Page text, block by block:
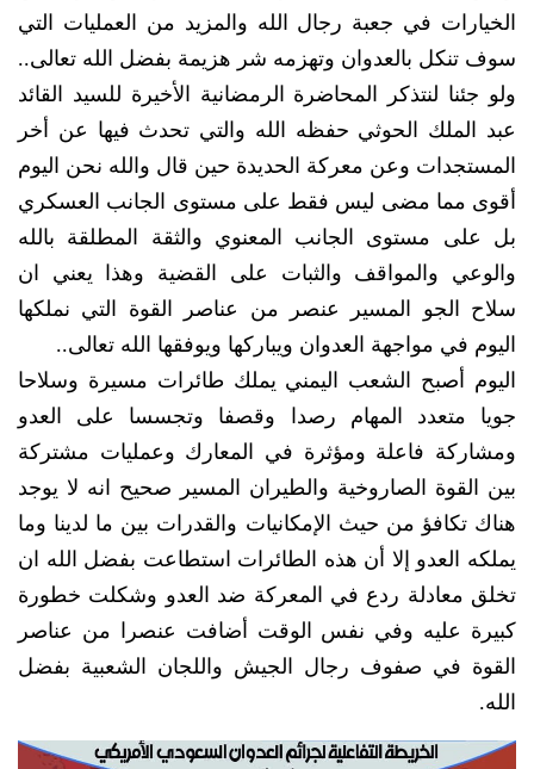
الخيارات في جعبة رجال الله والمزيد من العمليات التي
سوف تنكل بالعدوان وتهزمه شر هزيمة بفضل الله تعالى..
ولو جئنا لنتذكر المحاضرة الرمضانية الأخيرة للسيد القائد
عبد الملك الحوثي حفظه الله والتي تحدث فيها عن أخر
المستجدات وعن معركة الحديدة حين قال والله نحن اليوم
أقوى مما مضى ليس فقط على مستوى الجانب العسكري
بل على مستوى الجانب المعنوي والثقة المطلقة بالله
والوعي والمواقف والثبات على القضية وهذا يعني ان
سلاح الجو المسير عنصر من عناصر القوة التي نملكها
اليوم في مواجهة العدوان ويباركها ويوفقها الله تعالى..
اليوم أصبح الشعب اليمني يملك طائرات مسيرة وسلاحا
جويا متعدد المهام رصدا وقصفا وتجسسا على العدو
ومشاركة فاعلة ومؤثرة في المعارك وعمليات مشتركة
بين القوة الصاروخية والطيران المسير صحيح انه لا يوجد
هناك تكافؤ من حيث الإمكانيات والقدرات بين ما لدينا وما
يملكه العدو إلا أن هذه الطائرات استطاعت بفضل الله ان
تخلق معادلة ردع في المعركة ضد العدو وشكلت خطورة
كبيرة عليه وفي نفس الوقت أضافت عنصرا من عناصر
القوة في صفوف رجال الجيش واللجان الشعبية بفضل
الله.